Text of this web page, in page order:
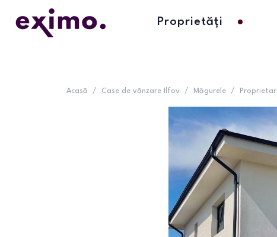
Proprietăți
Acasă / Case de vânzare Ilfov / Măgurele / Proprietar